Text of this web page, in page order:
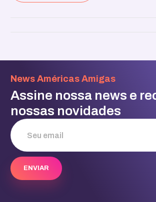
News Américas Amigas
Assine nossa news e
nossas novidades